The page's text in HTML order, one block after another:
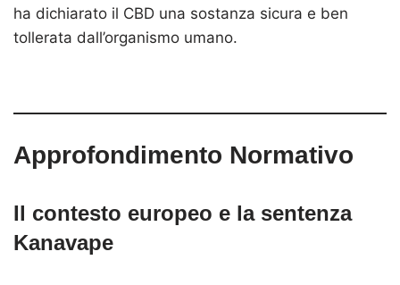
ha dichiarato il CBD una sostanza sicura e ben
tollerata dall’organismo umano.
Approfondimento Normativo
Il contesto europeo e la sentenza
Kanavape